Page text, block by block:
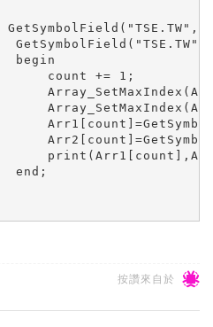
begin
count += 1;
end;
按讚來自於